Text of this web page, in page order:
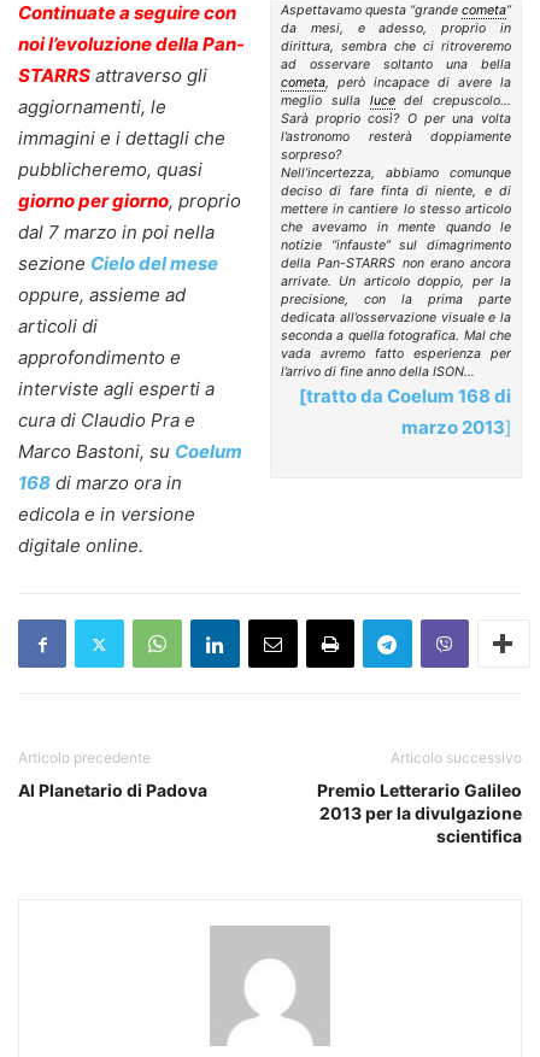
Aspettavamo questa “grande cometa”
da mesi, e adesso, proprio in
dirittura, sembra che ci ritroveremo
ad osservare soltanto una bella
cometa, però incapace di avere la
meglio sulla lucedel crepuscolo…
Sarà proprio così? O per una volta
l’astronomo resterà doppiamente
sorpreso?
Nell’incertezza, abbiamo comunque
deciso di fare finta di niente, e di
mettere in cantiere lo stesso articolo
che avevamo in mente quando le
notizie “infauste” sul dimagrimento
della Pan-STARRS non erano ancora
arrivate. Un articolo doppio, per la
precisione, con la prima parte
dedicata all’osservazione visuale e la
seconda a quella fotografica. Mal che
vada avremo fatto esperienza per
l’arrivo di fine anno della ISON…
[tratto da Coelum 168 di
marzo 2013]
Continuate a seguire con
noi l’evoluzione della Pan-
STARRS attraverso gli
aggiornamenti, le
immagini e i dettagli che
pubblicheremo, quasi
giorno per giorno, proprio
dal 7 marzo in poi nella
sezione Cielo del mese
oppure, assieme ad
articoli di
approfondimento e
interviste agli esperti a
cura di Claudio Pra e
Marco Bastoni, su Coelum
168 di marzo ora in
edicola e in versione
digitale online.
Articolo precedente
Al Planetario di Padova
Articolo successivo
Premio Letterario Galileo
2013 per la divulgazione
scientifica